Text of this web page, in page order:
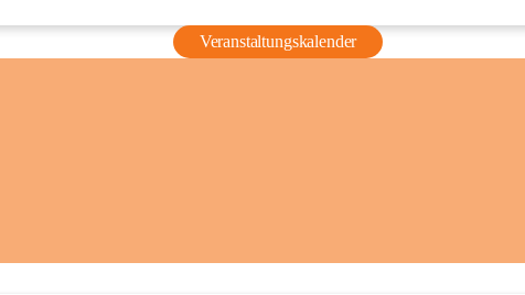
Veranstaltungskalender